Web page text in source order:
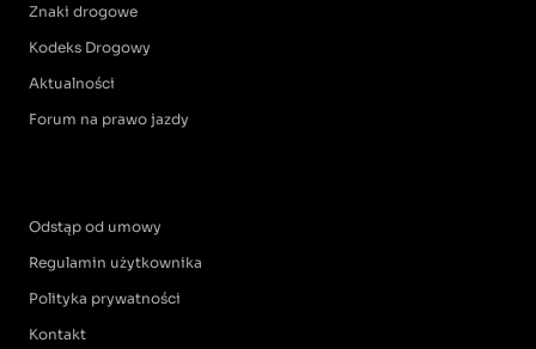
Znaki drogowe
Kodeks Drogowy
Aktualności
Forum na prawo jazdy
Odstąp od umowy
Regulamin użytkownika
Polityka prywatności
Kontakt